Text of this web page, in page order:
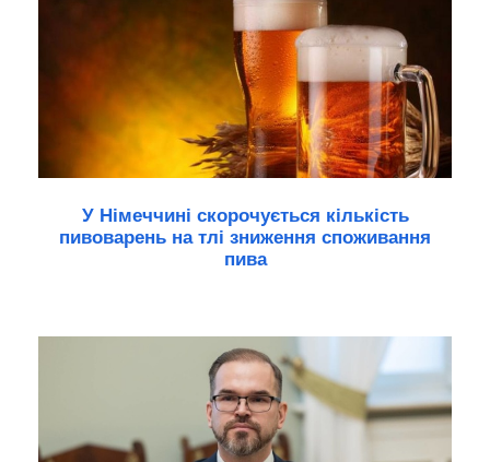
У Німеччині скорочується кількість
пивоварень на тлі зниження споживання
пива